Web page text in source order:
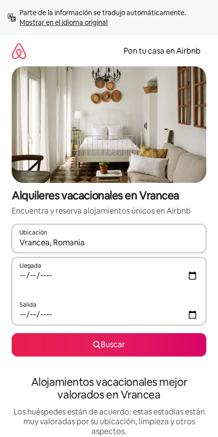
contenidoMostrar en el idioma original
Pon tu casa en Airbnb
Alquileres vacacionales en Vrancea
Encuentra y reserva alojamientos únicos en Airbnb
Ubicación
Cuando los resultados estén disponibles, navega con las
Llegada
Salida
Buscar
Alojamientos vacacionales mejor
valorados en Vrancea
Los huéspedes están de acuerdo: estas estadías están
muy valoradas por su ubicación, limpieza y otros
aspectos.